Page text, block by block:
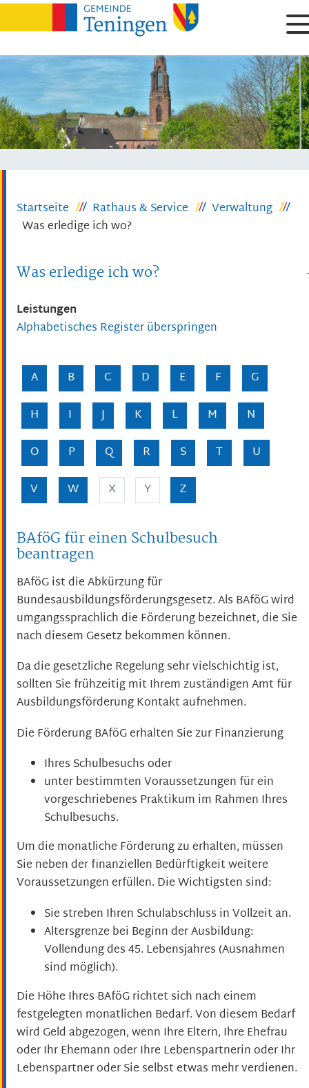
Startseite Rathaus & Service
Verwaltung
Was erledige ich wo?
Was erledige ich wo?
Leistungen
Alphabetisches Register überspringen
A B C D E F
G
H
I J K L M
N
O
P Q R S T
U
V
W X Y Z
BAföG für einen Schulbesuch
beantragen
BAföG ist die Abkürzung für
Bundesausbildungsförderungsgesetz. Als BAföG wird
umgangssprachlich die Förderung bezeichnet, die Sie
nach diesem Gesetz bekommen können.
Da die gesetzliche Regelung sehr vielschichtig ist,
sollten Sie frühzeitig mit Ihrem zuständigen Amt für
Ausbildungsförderung Kontakt aufnehmen.
Die Förderung BAföG erhalten Sie zur Finanzierung
Ihres Schulbesuchs oder
unter bestimmten Voraussetzungen für ein
vorgeschriebenes Praktikum im Rahmen Ihres
Schulbesuchs.
Um die monatliche Förderung zu erhalten, müssen
Sie neben der finanziellen Bedürftigkeit weitere
Voraussetzungen erfüllen. Die Wichtigsten sind:
Sie streben Ihren Schulabschluss in Vollzeit an.
Altersgrenze bei Beginn der Ausbildung:
Vollendung des 45. Lebensjahres (Ausnahmen
sind möglich).
Die Höhe Ihres BAföG richtet sich nach einem
festgelegten monatlichen Bedarf. Von diesem Bedarf
wird Geld abgezogen, wenn Ihre Eltern, Ihre Ehefrau
oder Ihr Ehemann oder Ihre Lebenspartnerin oder Ihr
Lebenspartner oder Sie selbst etwas mehr verdienen.